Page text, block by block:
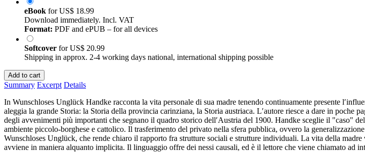
eBook forUS$ 18.99
Download immediately. Incl. VAT
Format: PDF and ePUB – for all devices
Softcover forUS$ 20.99
Shipping in approx. 2-4 working days national, international shipping possible
Add to cart
Summary Excerpt Details
In Wunschloses Unglück Handke racconta la vita personale di sua madre tenendo continuamente presente
aleggia la grande Storia: la Storia della provincia carinziana, la Storia austriaca. L′autore riesce a dare in
degli avvenimenti più importanti che segnano il quadro storico dell′Austria del 1900. Handke sceglie il "caso"
ambiente piccolo-borghese e cattolico. Il trasferimento del privato nella sfera pubblica, ovvero la
Wunschloses Unglück, che rende chiaro il rapporto fra strutture sociali e strutture individuali. La vita della
avviene in maniera alquanto implicita. Il linguaggio offre dei nessi causali, ed è il lettore che viene chiamato ad